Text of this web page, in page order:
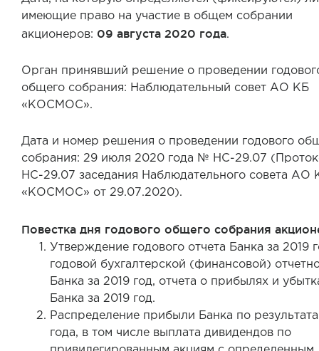
имеющие право на участие в общем собрании
акционеров: 09 августа 2020 года.
Орган принявший решение о проведении
общего собрания: Наблюдательный совет АО КБ
«КОСМОС».
Дата и номер решения о проведении годового
собрания: 29 июля 2020 года № НС-29.07
НС-29.07 заседания Наблюдательного совета АО
«КОСМОС» от 29.07.2020).
Повестка дня годового общего собрания
Утверждение годового отчета Банка за 2019
годовой бухгалтерской (финансовой)
Банка за 2019 год, отчета о прибылях и
Банка за 2019 год.
Распределение прибыли Банка по
года, в том числе выплата дивидендов по